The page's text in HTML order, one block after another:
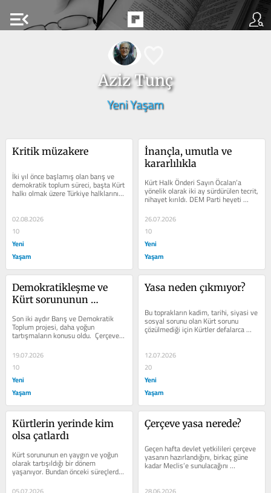
menu_open
Aziz Tunç
Yeni Yaşam
Kritik müzakere
İki yıl önce başlamış olan barış ve
demokratik toplum süreci, başta Kürt
halkı olmak üzere Türkiye halklarının
02.08.2026
10
Yeni
Yaşam
İnançla, umutla ve
kararlılıkla
Kürt Halk Önderi Sayın Öcalan’a
yönelik olarak iki ay sürdürülen tecrit,
nihayet kırıldı. DEM Parti heyeti
Sayın Öcalan ile beş saat...
26.07.2026
10
Yeni
Yaşam
Demokratikleşme ve
Kürt sorununun
Son iki aydır Barış ve Demokratik
Toplum projesi, daha yoğun
tartışmaların konusu oldu.  Çerçeve
yasanın Meclis’e gelmemesi,
içeriğinin...
19.07.2026
10
Yeni
Yaşam
Yasa neden çıkmıyor?
Bu toprakların kadim, tarihi, siyasi ve
sosyal sorunu olan Kürt sorunu
çözülmediği için Kürtler defalarca
ayaklanmışlardır. En son Kürt...
12.07.2026
20
Yeni
Yaşam
Kürtlerin yerinde kim
olsa çatlardı
Kürt sorununun en yaygın ve yoğun
olarak tartışıldığı bir dönem
yaşanıyor. Bundan önceki süreçlerde
Kuzey Kürdistan için çözümler...
Çerçeve yasa nerede?
Geçen hafta devlet yetkilileri çerçeve
yasanın hazırlandığını, birkaç güne
kadar Meclis’e sunulacağını
belirtmişlerdi. Ama hafta...